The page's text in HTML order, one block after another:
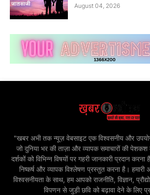
August 04, 2026
"खबर अभी तक न्यूज़ वेबसाइट एक विश्वसनीय और
जो दुनिया भर की ताज़ा और व्यापक समाचारों की
दर्शकों को विभिन्न विषयों पर गहरी जानकारी प्रदान
निष्कर्ष और व्यापक विश्लेषण प्रस्तुत करना है। हमारी
विश्वसनीयता के साथ, हम आपको राजनीति, विज्ञान,
विपणन से जुड़ी छवि को बढ़ावा देने के लिए